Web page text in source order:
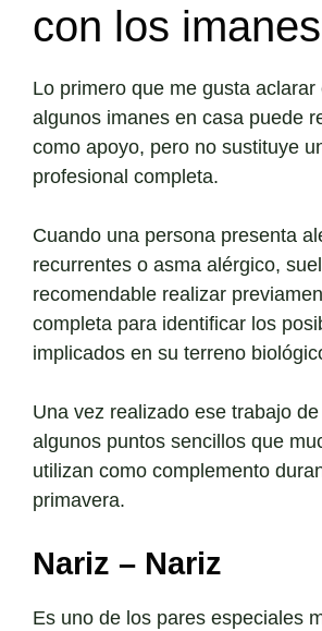
con los
Lo primero que me gusta
algunos imanes en casa puede
como apoyo, pero no sustituye
profesional completa.
Cuando una persona presenta
recurrentes o asma alérgico,
recomendable realizar
completa para identificar los
implicados en su terreno
Una vez realizado ese trabajo
algunos puntos sencillos que
utilizan como complemento
primavera.
Nariz – Nariz
Es uno de los pares especiales